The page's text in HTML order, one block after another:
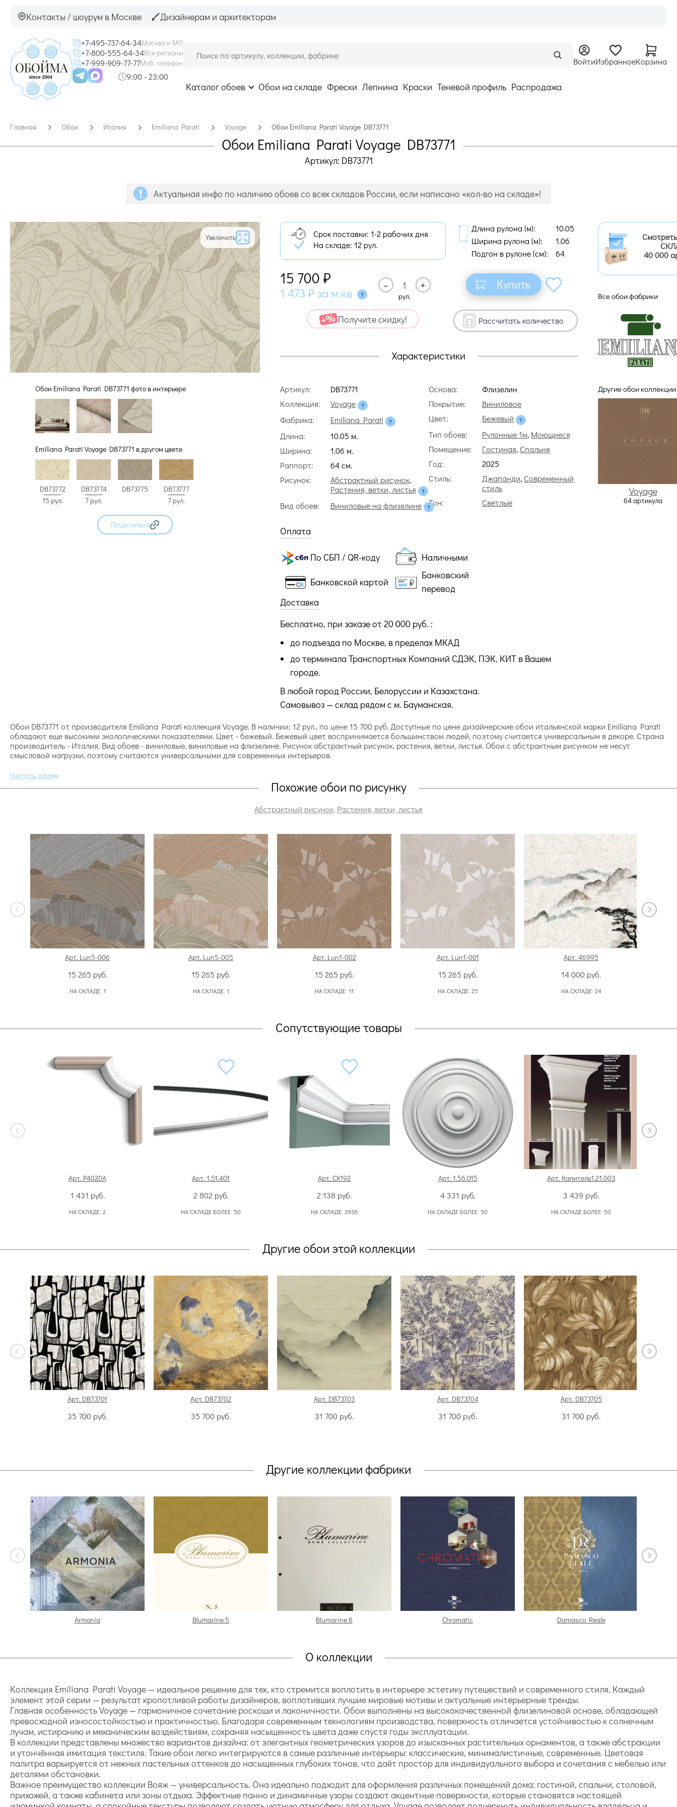
Контакты / шоурум в Москве Дизайнерам и архитекторам
+7-495-737-64-34Москва и МО
+7-800-555-64-34Все регионы
+7-999-909-77-77Моб. телефон
9:00 - 23:00
ВойтиИзбранноеКорзина
Каталог обоев Обои на складе Фрески Лепнина Краски Теневой профиль Распродажа
Главная Обои Италия Emiliana Parati Voyage Обои Emiliana Parati Voyage DB73771
Обои Emiliana Parati Voyage DB73771
Артикул: DB73771
Актуальная инфо по наличию обоев со всех складов России, если написано «кол-во на складе»!
Увеличить
Обои Emiliana Parati DB73771 фото в интерьере
Emiliana Parati Voyage DB73771 в другом цвете
DB73772
15 рул.
DB73774
7 рул.
DB73775
DB73777
7 рул.
Поделиться
Срок поставки: 1-2 рабочих дня
На складе: 12 рул.
Длина рулона (м):
10.05
Ширина рулона (м):
1.06
Подгон в рулоне (cм):
64
15 700 ₽
1 473 ₽ за м.кв
–
рул.
+ Купить
Получите cкидку! Рассчитать количество
Характеристики
Артикул:
DB73771
Коллекция:
Voyage
Фабрика:
Emiliana Parati
Длина:
10.05 м.
Ширина:
1.06 м.
Раппорт:
64 cм.
Рисунок:
Абстрактный рисунок,
Растения, ветки, листья
Вид обоев:
Виниловые на флизелине
Основа:
Флизелин
Покрытие:
Виниловое
Цвет:
Бежевый
Тип обоев:
Рулонные 1м, Моющиеся
Помещение:
Гостиная, Спальня
Год:
2025
Стиль:
Джапанди, Современный
стиль
Тон:
Светлые
Оплата
По СБП / QR-коду Наличными
Банковской картой
Банковский
перевод
Доставка
Бесплатно, при заказе от 20 000 руб. :
до подъезда по Москве, в пределах МКАД
до терминала Транспортных Компаний СДЭК, ПЭК, КИТ в Вашем
городе.
В любой город России, Белоруссии и Казахстана.
Самовывоз — склад рядом с м. Бауманская.
40 000
Все обои фабрики
Другие обои коллекции
Voyage
64 артикула
Обои DB73771 от производителя Emiliana Parati коллекция Voyage. В наличии: 12 рул., по цене 15 700 руб. Доступные по цене дизайнерские обои итальянской марки Emiliana Parati
обладают еще высокими экологическими показателями. Цвет - бежевый. Бежевый цвет воспринимается большинством людей, поэтому считается универсальным в декоре. Страна
производитель - Италия. Вид обоев - виниловые, виниловые на флизелине. Рисунок абстрактный рисунок, растения, ветки, листья. Обои с абстрактным рисунком не несут
смысловой нагрузки, поэтому считаются универсальными для современных интерьеров.
Похожие обои по рисунку
Абстрактный рисунок, Растения, ветки, листья
Арт. Lun5-006
15 265 руб.
НА СКЛАДЕ: 1
Арт. Lun5-005
15 265 руб.
НА СКЛАДЕ: 1
Арт. Lun1-002
15 265 руб.
НА СКЛАДЕ: 11
Арт. Lun1-001
15 265 руб.
НА СКЛАДЕ: 25
Арт. 46995
14 000 руб.
НА СКЛАДЕ: 24
Сопутствующие товары
Арт. P4020A
1 431 руб.
НА СКЛАДЕ: 2
Арт. 1.51.401
2 802 руб.
НА СКЛАДЕ БОЛЕЕ: 50
Арт. CX192
2 138 руб.
НА СКЛАДЕ: 2956
Арт. 1.56.015
4 331 руб.
НА СКЛАДЕ БОЛЕЕ: 50
Арт. Капитель1.21.003
3 439 руб.
НА СКЛАДЕ БОЛЕЕ: 50
Другие обои этой коллекции
Арт. DB73701
35 700 руб.
Арт. DB73702
35 700 руб.
Арт. DB73703
31 700 руб.
Арт. DB73704
31 700 руб.
Арт. DB73705
31 700 руб.
Другие коллекции фабрики
Armonia Blumarine 5 Blumarine 6 Chromatic Damasco Reale
О коллекции
Коллекция Emiliana Parati Voyage — идеальное решение для тех, кто стремится воплотить в интерьере эстетику путешествий и современного стиля. Каждый
элемент этой серии — результат кропотливой работы дизайнеров, воплотивших лучшие мировые мотивы и актуальные интерьерные тренды.
Главная особенность Voyage — гармоничное сочетание роскоши и лаконичности. Обои выполнены на высококачественной флизелиновой основе, обладающей
превосходной износостойкостью и практичностью. Благодаря современным технологиям производства, поверхность отличается устойчивостью к солнечным
лучам, истиранию и механическим воздействиям, сохраняя насыщенность цвета даже спустя годы эксплуатации.
В коллекции представлены множество вариантов дизайна: от элегантных геометрических узоров до изысканных растительных орнаментов, а также абстракции
и утончённая имитация текстиля. Такие обои легко интегрируются в самые различные интерьеры: классические, минималистичные, современные. Цветовая
палитра варьируется от нежных пастельных оттенков до насыщенных глубоких тонов, что даёт простор для индивидуального выбора и сочетания с мебелью или
деталями обстановки.
Важное преимущество коллекции Вояж — универсальность. Она идеально подходит для оформления различных помещений дома: гостиной, спальни, столовой,
прихожей, а также кабинета или зоны отдыха. Эффектные панно и динамичные узоры создают акцентные поверхности, которые становятся настоящей